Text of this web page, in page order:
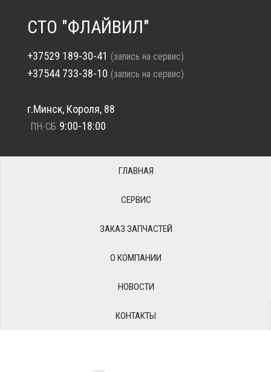
СТО "ФЛАЙВИЛ"
+37529 189-30-41 (запись на сервис)
+37544 733-38-10 (запись на сервис)
г.Минск, Короля, 88
ПН-СБ 9:00-18:00
ГЛАВНАЯ
СЕРВИС
ЗАКАЗ ЗАПЧАСТЕЙ
О КОМПАНИИ
НОВОСТИ
КОНТАКТЫ